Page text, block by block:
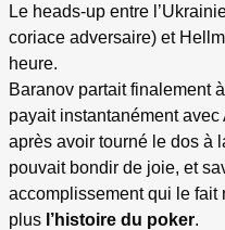
Le heads-up entre
coriace adversaire) et
heure.
Baranov partait finalement
payait instantanément avec
après avoir tourné le dos à
pouvait bondir de joie, et
accomplissement qui le fait
plus l’histoire du poker.